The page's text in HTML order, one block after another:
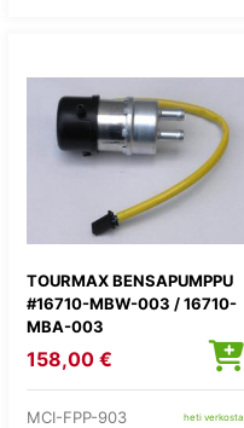
TOURMAX BENSAPUMPPU
#16710-MBW-003 / 16710-
MBA-003
158,00 €
MCI-FPP-903 heti verkosta